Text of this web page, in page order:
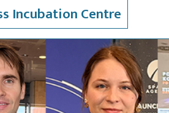
Incubation Centre